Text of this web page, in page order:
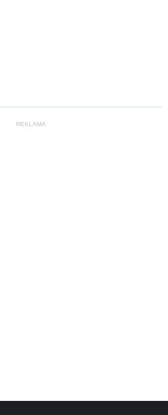
REKLAMA